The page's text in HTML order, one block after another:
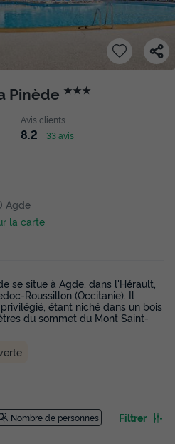
Pinède ★★★
Avis clients
8.2 33 avis
Agde
la carte
se situe à Agde, dans l'Hérault,
Roussillon (Occitanie). Il
étant niché dans un bois
du sommet du Mont Saint-
Nombre de personnes Filtrer